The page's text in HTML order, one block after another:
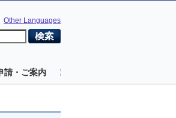
Other Languages
請・ご案内